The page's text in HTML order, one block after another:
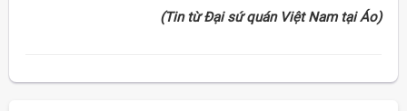
(Tin từ Đại sứ quán Việt Nam tại Áo)